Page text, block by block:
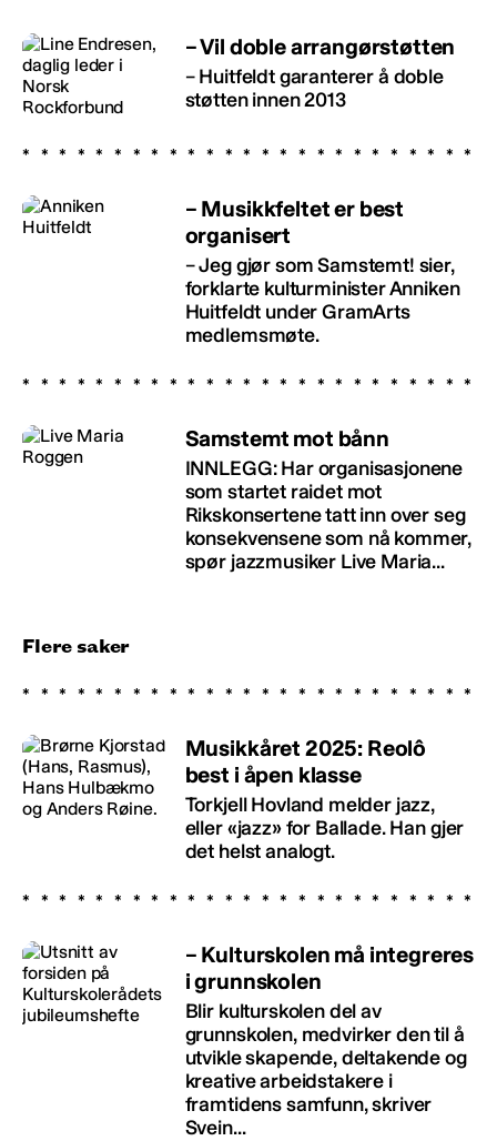
– Vil doble arrangørstøtten
– Huitfeldt garanterer å doble
støtten innen 2013
– Musikkfeltet er best
organisert
– Jeg gjør som Samstemt! sier,
forklarte kulturminister Anniken
Huitfeldt under GramArts
medlemsmøte.
Samstemt mot bånn
INNLEGG: Har organisasjonene
som startet raidet mot
Rikskonsertene tatt inn over seg
konsekvensene som nå kommer,
spør jazzmusiker Live Maria...
Flere saker
Musikkåret 2025: Reolô
best i åpen klasse
Torkjell Hovland melder jazz,
eller «jazz» for Ballade. Han gjer
det helst analogt.
– Kulturskolen må integreres
i grunnskolen
Blir kulturskolen del av
grunnskolen, medvirker den til å
utvikle skapende, deltakende og
kreative arbeidstakere i
framtidens samfunn, skriver
Svein...